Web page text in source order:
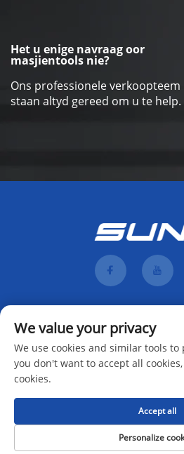
Het u enige navraag oor
masjientools nie?
Ons professionele verkoopteem
staan altyd gereed om u te help.
We value your privacy
We use cookies and similar tools
you don't want to accept all
cookies.
Personalize
Accept all